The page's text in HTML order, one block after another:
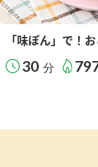
「味ぽん」で！
30 分